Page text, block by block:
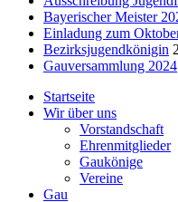
Bayerischer Meister
Einladung zum
Bezirksjugendkönigin
Gauversammlung 2024
Startseite
Wir über uns
Vorstandschaft
Ehrenmitglieder
Gaukönige
Vereine
Gau